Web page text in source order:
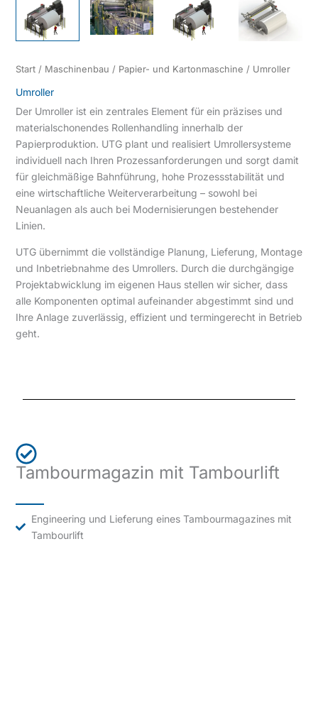
Start/ Maschinenbau / Papier- und Kartonmaschine / Umroller
Umroller
Der Umroller ist ein zentrales Element für ein präzises und
materialschonendes Rollenhandling innerhalb der
Papierproduktion. UTG plant und realisiert Umrollersysteme
individuell nach Ihren Prozessanforderungen und sorgt damit
für gleichmäßige Bahnführung, hohe Prozessstabilität und
eine wirtschaftliche Weiterverarbeitung – sowohl bei
Neuanlagen als auch bei Modernisierungen bestehender
Linien.
UTG übernimmt die vollständige Planung, Lieferung, Montage
und Inbetriebnahme des Umrollers. Durch die durchgängige
Projektabwicklung im eigenen Haus stellen wir sicher, dass
alle Komponenten optimal aufeinander abgestimmt sind und
Ihre Anlage zuverlässig, effizient und termingerecht in Betrieb
geht.
Tambourmagazin mit Tambourlift
Engineering und Lieferung eines Tambourmagazines mit
Tambourlift